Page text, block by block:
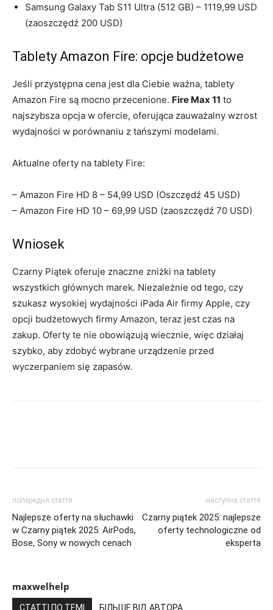
Samsung Galaxy Tab S11 Ultra (512 GB) – 1119,99 USD
(zaoszczędź 200 USD)
Tablety Amazon Fire: opcje budżetowe
Jeśli przystępna cena jest dla Ciebie ważna, tablety
Amazon Fire są mocno przecenione. Fire Max 11 to
najszybsza opcja w ofercie, oferująca zauważalny wzrost
wydajności w porównaniu z tańszymi modelami.
Aktualne oferty na tablety Fire:
– Amazon Fire HD 8 – 54,99 USD (Oszczędź 45 USD)
– Amazon Fire HD 10 – 69,99 USD (zaoszczędź 70 USD)
Wniosek
Czarny Piątek oferuje znaczne zniżki na tablety
wszystkich głównych marek. Niezależnie od tego, czy
szukasz wysokiej wydajności iPada Air firmy Apple, czy
opcji budżetowych firmy Amazon, teraz jest czas na
zakup. Oferty te nie obowiązują wiecznie, więc działaj
szybko, aby zdobyć wybrane urządzenie przed
wyczerpaniem się zapasów.
попередня стаття
Najlepsze oferty na słuchawki
w Czarny piątek 2025: AirPods,
Bose, Sony w nowych cenach
наступна стаття
Czarny piątek 2025: najlepsze
oferty technologiczne od
eksperta
maxwelhelp
СТАТТІ ПО ТЕМІ БІЛЬШЕ ВІД АВТОРА